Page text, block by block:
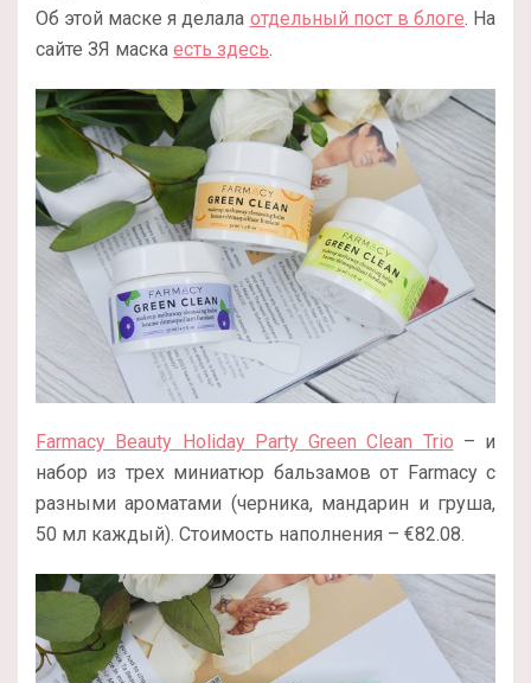
Об этой маске я делала отдельный пост в блоге. На
сайте ЗЯ маска есть здесь.
Farmacy Beauty Holiday Party Green Clean Trio – и
набор из трех миниатюр бальзамов от Farmacy с
разными ароматами (черника, мандарин и груша,
50 мл каждый). Стоимость наполнения – €82.08.